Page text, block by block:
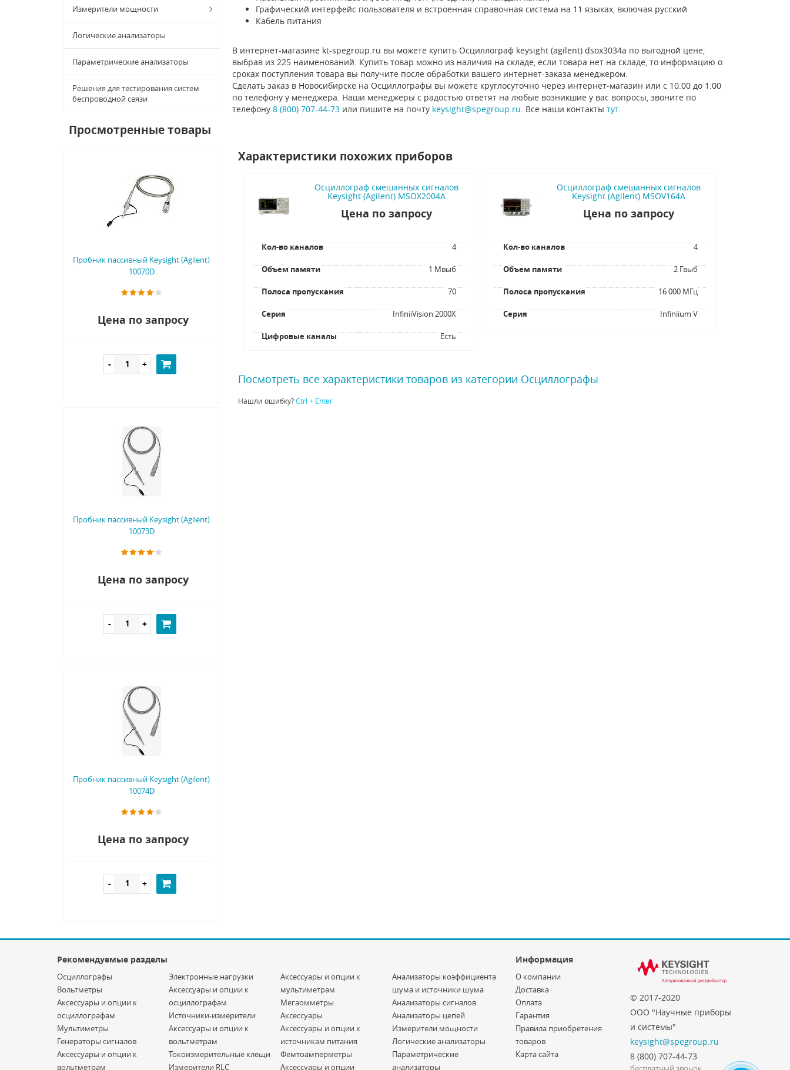
Измерители мощности
Логические анализаторы
Параметрические анализаторы
Решения для тестирования систем
беспроводной связи
Просмотренные товары
Пробник пассивный Keysight (Agilent)
10070D
Цена по запросу
Пробник пассивный Keysight (Agilent)
10073D
Цена по запросу
Пробник пассивный Keysight (Agilent)
10074D
Цена по запросу
Графический интерфейс пользователя и встроенная справочная система на 11 языках, включая русский
Кабель питания
В интернет-магазине kt-spegroup.ru вы можете купить Осциллограф keysight (agilent) dsox3034a по выгодной цене,
выбрав из 225 наименований. Купить товар можно из наличия на складе, если товара нет на складе, то информацию о
сроках поступления товара вы получите после обработки вашего интернет-заказа менеджером.
Сделать заказ в Новосибирске на Осциллографы вы можете круглосуточно через интернет-магазин или с 10:00 до 1:00
по телефону у менеджера. Наши менеджеры с радостью ответят на любые возникшие у вас вопросы, звоните по
телефону 8 (800) 707-44-73или пишите на почту keysight@spegroup.ru . Все наши контакты тут.
Характеристики похожих приборов
Осциллограф смешанных сигналов
Keysight (Agilent) MSOX2004A
Цена по запросу
Кол-во каналов 4
Объем памяти 1 Мвыб
Полоса пропускания 70
Серия InfiniiVision 2000X
Цифровые каналы Есть
Осциллограф смешанных сигналов
Keysight (Agilent) MSOV164A
Цена по запросу
Кол-во каналов 4
Объем памяти 2 Гвыб
Полоса пропускания 16 000 МГц
Серия Infiniium V
Посмотреть все характеристики товаров из категории Осциллографы
Нашли ошибку?Ctrl + Enter
Рекомендуемые разделы Информация
© 2017-2020
ООО "Научные приборы
и системы"
keysight@spegroup.ru
8 (800) 707-44-73
Осциллографы
Вольтметры
Аксессуары и опции к
осциллографам
Мультиметры
Генераторы сигналов
Аксессуары и опции к
вольтметрам
Электронные нагрузки
Аксессуары и опции к
осциллографам
Источники-измерители
Аксессуары и опции к
вольтметрам
Токоизмерительные клещи
Измерители RLC
Аксессуары и опции к
мультиметрам
Мегаомметры
Аксессуары
Аксессуары и опции к
источникам питания
Фемтоамперметры
Аксессуары и опции
Анализаторы коэффициента
шума и источники шума
Анализаторы сигналов
Анализаторы цепей
Измерители мощности
Логические анализаторы
Параметрические
анализаторы
О компании
Доставка
Оплата
Гарантия
Правила приобретения
товаров
Карта сайта